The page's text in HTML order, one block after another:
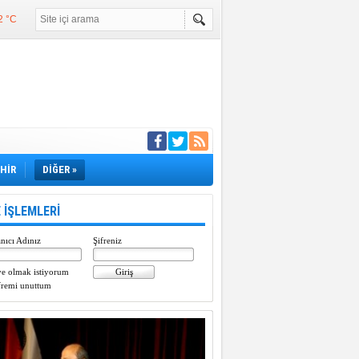
°C
girdi
DİĞER »
İŞLEMLERİ
Adınız Şifreniz
olmak istiyorum
unuttum